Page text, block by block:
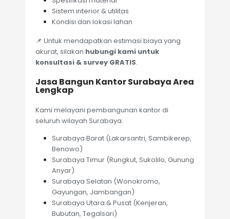
Sistem interior & utilitas
Kondisi dan lokasi lahan
📌 Untuk mendapatkan estimasi biaya yang
akurat, silakan hubungi kami untuk
konsultasi & survey GRATIS.
Jasa Bangun Kantor Surabaya Area
Lengkap
Kami melayani pembangunan kantor di
seluruh wilayah Surabaya:
Surabaya Barat (Lakarsantri, Sambikerep,
Benowo)
Surabaya Timur (Rungkut, Sukolilo, Gunung
Anyar)
Surabaya Selatan (Wonokromo,
Gayungan, Jambangan)
Surabaya Utara & Pusat (Kenjeran,
Bubutan, Tegalsari)